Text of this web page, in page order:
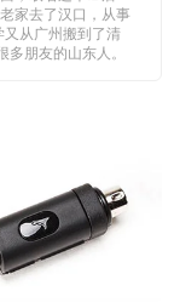
家去了汉口，从事
从广州搬到了清
朋友的山东人。